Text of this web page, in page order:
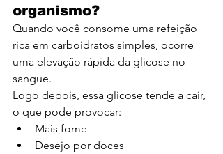
organismo?
Quando você consome uma refeição
rica em carboidratos simples, ocorre
uma elevação rápida da glicose no
sangue.
Logo depois, essa glicose tende a cair,
o que pode provocar:
Mais fome
Desejo por doces